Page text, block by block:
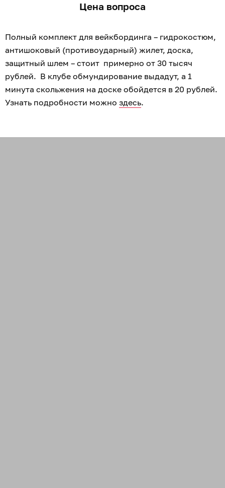
Цена вопроса
Полный комплект для вейкбординга – гидрокостюм,
антишоковый (противоударный) жилет, доска,
защитный шлем – стоит примерно от 30 тысяч
рублей. В клубе обмундирование выдадут, а 1
минута скольжения на доске обойдется в 20 рублей.
Узнать подробности можно здесь.